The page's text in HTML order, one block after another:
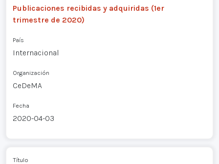
Publicaciones recibidas y adquiridas (1er
trimestre de 2020)
País
Internacional
Organización
CeDeMA
Fecha
2020-04-03
Título